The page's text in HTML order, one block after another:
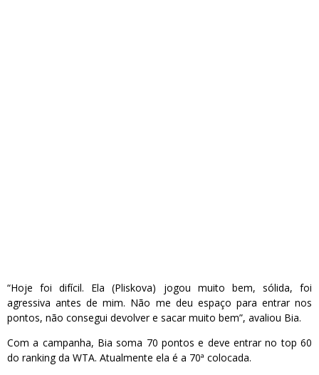
“Hoje foi difícil. Ela (Pliskova) jogou muito bem, sólida, foi
agressiva antes de mim. Não me deu espaço para entrar nos
pontos, não consegui devolver e sacar muito bem”, avaliou Bia.
Com a campanha, Bia soma 70 pontos e deve entrar no top 60
do ranking da WTA. Atualmente ela é a 70ª colocada.